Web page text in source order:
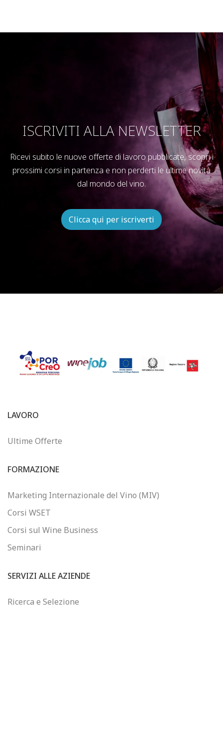
ISCRIVITI ALLA NEWSLETTER
Ricevi subito le nuove offerte di lavoro pubblicate, scopri i
prossimi corsi in partenza e non perderti le ultime novità
dal mondo del vino.
Clicca qui per iscriverti
LAVORO
Ultime Offerte
FORMAZIONE
Marketing Internazionale del Vino (MIV)
Corsi WSET
Corsi sul Wine Business
Seminari
SERVIZI ALLE AZIENDE
Ricerca e Selezione